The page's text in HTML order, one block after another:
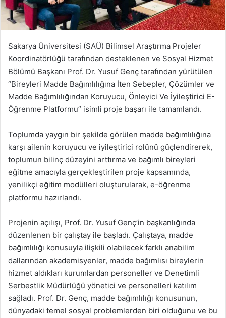
Sakarya Üniversitesi (SAÜ) Bilimsel Araştırma Projeler
Koordinatörlüğü tarafından desteklenen ve Sosyal Hizmet
Bölümü Başkanı Prof. Dr. Yusuf Genç tarafından yürütülen
“Bireyleri Madde Bağımlılığına İten Sebepler, Çözümler ve
Madde Bağımlılığından Koruyucu, Önleyici Ve İyileştirici E-
Öğrenme Platformu” isimli proje başarı ile tamamlandı.
Toplumda yaygın bir şekilde görülen madde bağımlılığına
karşı ailenin koruyucu ve iyileştirici rolünü güçlendirerek,
toplumun bilinç düzeyini arttırma ve bağımlı bireyleri
eğitme amacıyla gerçekleştirilen proje kapsamında,
yenilikçi eğitim modülleri oluşturularak, e-öğrenme
platformu hazırlandı.
Projenin açılışı, Prof. Dr. Yusuf Genç’in başkanlığında
düzenlenen bir çalıştay ile başladı. Çalıştaya, madde
bağımlılığı konusuyla ilişkili olabilecek farklı anabilim
dallarından akademisyenler, madde bağımlısı bireylerin
hizmet aldıkları kurumlardan personeller ve Denetimli
Serbestlik Müdürlüğü yönetici ve personelleri katılım
sağladı. Prof. Dr. Genç, madde bağımlılığı konusunun,
dünyadaki temel sosyal problemlerden biri olduğunu ve bu